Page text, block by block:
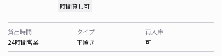
時間貸し可
貸出時間
24時間営業
タイプ
平置き
再入庫
可